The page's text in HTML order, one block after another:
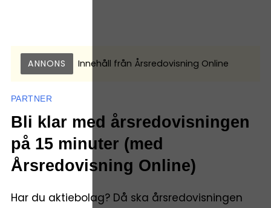
ANNONS Innehåll från Årsredovisning Online
PARTNER
Bli klar med årsredovisningen
på 15 minuter (med
Årsredovisning Online)
Har du aktiebolag? Då ska årsredovisningen